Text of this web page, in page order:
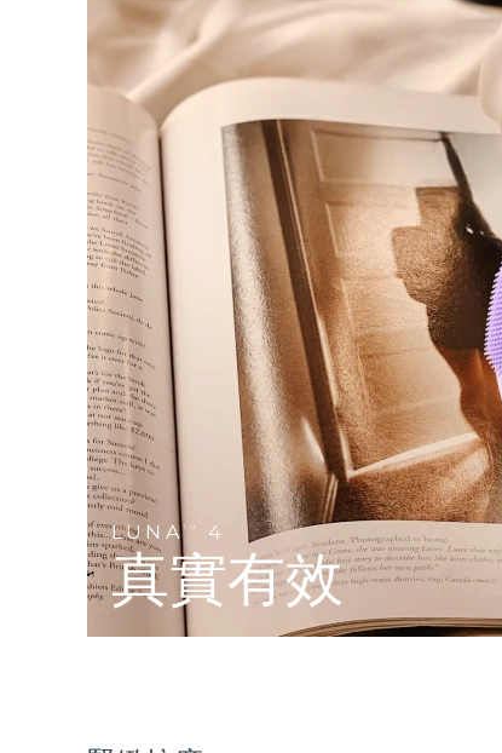
LUNATM 4
真實有效
LUNA™ 4 Plus
Massage, LED heating
LUNA™ 4 Men
For men, anti-aging massage
LUNA™ 4 mini
For young skin, T-zone
LUNA™ 4 go
For travel or gym bag
LUNA™護膚
Premium cleansers & balm
LUNA™ 設備
BEAR™ 2 go
Microcurrent toning on-the-go
BEAR™ 2 eyes & lips
Microcurrent line smoothing device
面部提拉護理
Premium anti-aging skincare
BEAR™ 設備
All premium facelift devices
補水保濕
UFO™ 3 套裝
Deep facial hydration
UFO™ 3 LED
Near-infrared and red light therapy device
UFO™ 3 mini
Red light therapy device for young skin
UFO™ 3 go
Portable red light therapy
面膜
Rejuvenation & hydration
口腔護理
issa™ 4
Hybrid silicone sonic toothbrush
issa™ 4 plus
Smart hybrid silicone sonic toothbrush
issa™ 4 smile
Hybrid silicone sonic toothbrush
issa™ 4 baby
For ages 0-3
issa™ Teeth Whitening Set
Dual LED + sonic device & 18% PAP gel
FAQ™ 抗老護理
抗老
FAQ™ 101
Clinical anti-aging
FAQ™ 102
Advanced clinical anti-aging
FAQ™ 103
Luxurious clinical anti-aging set
LED 護理
NEW
FAQ™ 201
LED mask
FAQ™ 202
LED mask
FAQ™ 211
Anti-aging neck & décolleté LED mask
生髮
FAQ™ 301
LED hair strengthening scalp massager
FAQ™ Scalp Serum
Scalp recovery probiotic serum
肌膚年輕化
NEW
FAQ™ 501
Full-Spectrum Red Light Therapy
FAQ™ 502
Full-Spectrum Red Light Therapy
保健品
NEW
專業治療